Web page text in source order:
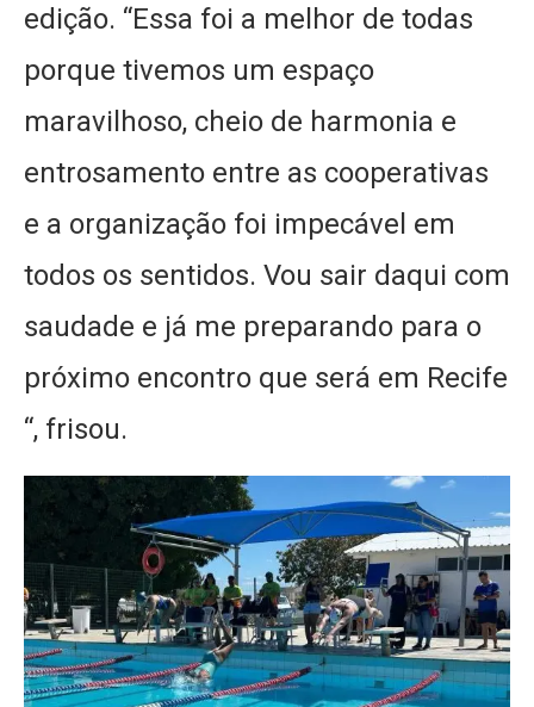
edição. “Essa foi a melhor de todas
porque tivemos um espaço
maravilhoso, cheio de harmonia e
entrosamento entre as cooperativas
e a organização foi impecável em
todos os sentidos. Vou sair daqui com
saudade e já me preparando para o
próximo encontro que será em Recife
“, frisou.